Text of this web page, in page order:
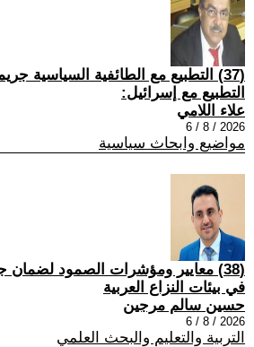
(37) التطبيع مع الطائفية السياسية
التطبيع مع إسرائيل:
علاء اللامي
2026 / 8 / 6
مواضيع وابحاث سياسية
(38) معايير ومؤشرات الصمود لضمان
في بيئات النزاع العربية
حسين سالم مرجين
2026 / 8 / 6
التربية والتعليم والبحث العلمي